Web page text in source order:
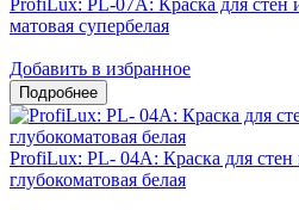
матовая супербелая
Добавить в избранное
ProfiLux: PL- 04А: Краска для стен
глубокоматовая белая